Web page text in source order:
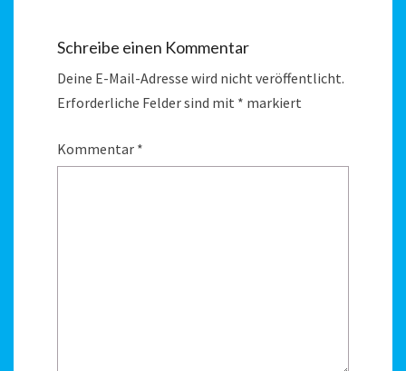
Schreibe einen Kommentar
Deine E-Mail-Adresse wird nicht veröffentlicht.
Erforderliche Felder sind mit * markiert
Kommentar *